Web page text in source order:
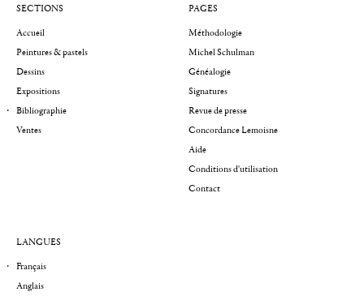
SECTIONS
Accueil
Peintures & pastels
Dessins
Expositions
Bibliographie
Ventes
PAGES
Méthodologie
Michel Schulman
Généalogie
Signatures
Revue de presse
Concordance Lemoisne
Aide
Conditions d'utilisation
Contact
LANGUES
Français
Anglais